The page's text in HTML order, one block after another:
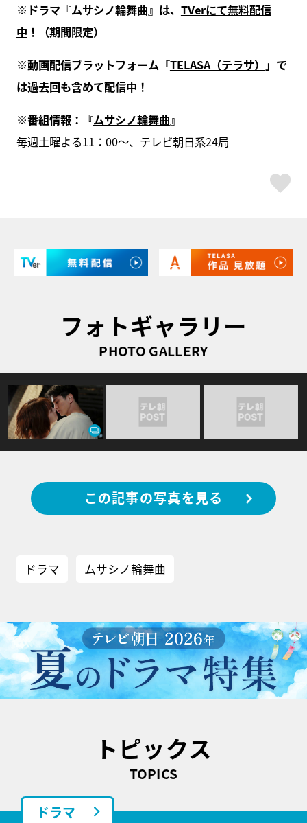
※ドラマ『ムサシノ輪舞曲』は、 TVerにて無料配信
中 ！（期間限定）
※動画配信プラットフォーム「TELASA（テラサ） 」で
は過去回も含めて配信中！
※番組情報：『ムサシノ輪舞曲』
毎週土曜よる11：00～、テレビ朝日系24局
フォトギャラリー
PHOTO GALLERY
この記事の写真を見る
ドラマ ムサシノ輪舞曲
トピックス
TOPICS
ドラマ